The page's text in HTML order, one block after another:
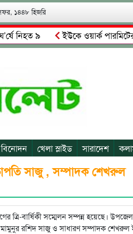
১৪৪৮ হিজরি
৯ ইউকে ওয়ার্ক পারমিটের
দাবি স্থানীয়দের
গোয়াইনঘাটে
বিনোদন খেলা স্লাইড সারাদেশ
সাজু , সম্পাদক শেখরুল
বার্ষিকী সম্মেলন সম্পন্ন হয়েছে।
রশিদ সাজু ও সাধারণ সম্পাদক শেখরুল